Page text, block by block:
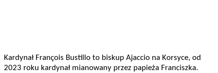
Kardynał François Bustillo to biskup Ajaccio na Korsyce, od
2023 roku kardynał mianowany przez papieża Franciszka.